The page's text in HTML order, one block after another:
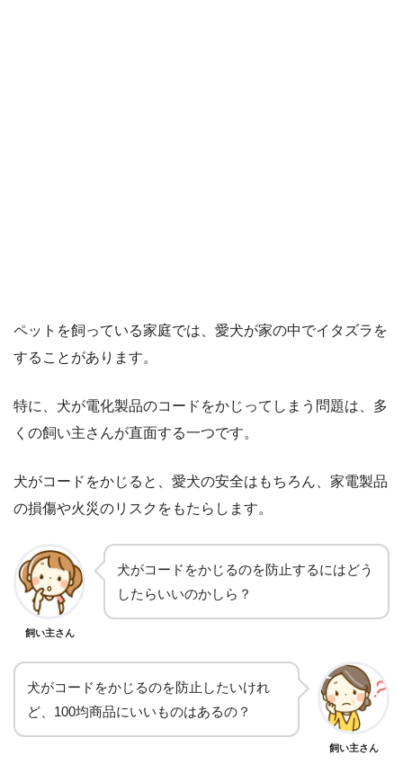
ペットを飼っている家庭では、愛犬が家の中でイタズラを
することがあります。
特に、犬が電化製品のコードをかじってしまう問題は、多
くの飼い主さんが直面する一つです。
犬がコードをかじると、愛犬の安全はもちろん、家電製品
の損傷や火災のリスクをもたらします。
飼い主さん
犬がコードをかじるのを防止するにはどう
したらいいのかしら？
犬がコードをかじるのを防止したいけれ
ど、100均商品にいいものはあるの？
飼い主さん